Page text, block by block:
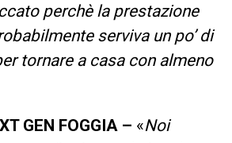
perchè la prestazione
serviva un po’ di
tornare a casa con almeno
GEN FOGGIA – «Noi